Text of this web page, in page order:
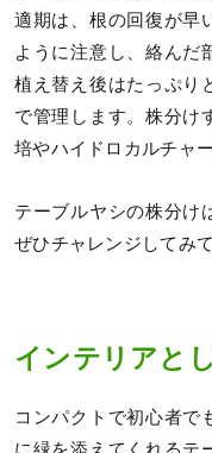
適期は、根の回復が早
ように注意し、絡んだ
植え替え後はたっぷり
で管理します。株分け
培やハイドロカルチャ
テーブルヤシの株分け
ぜひチャレンジしてみ
インテリアと
コンパクトで初心者で